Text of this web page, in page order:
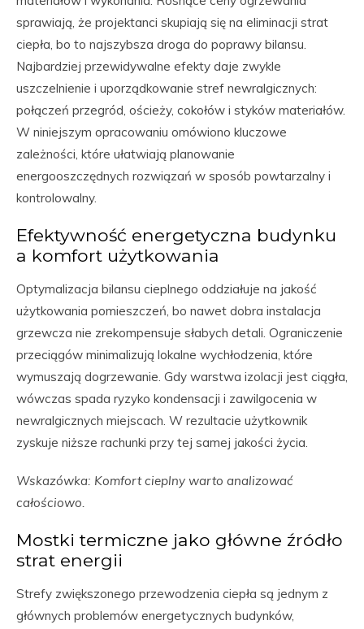
sprawiają, że projektanci skupiają się na eliminacji strat
ciepła, bo to najszybsza droga do poprawy bilansu.
Najbardziej przewidywalne efekty daje zwykle
uszczelnienie i uporządkowanie stref newralgicznych:
połączeń przegród, ościeży, cokołów i styków materiałów.
W niniejszym opracowaniu omówiono kluczowe
zależności, które ułatwiają planowanie
energooszczędnych rozwiązań w sposób powtarzalny i
kontrolowalny.
Efektywność energetyczna budynku
a komfort użytkowania
Optymalizacja bilansu cieplnego oddziałuje na jakość
użytkowania pomieszczeń, bo nawet dobra instalacja
grzewcza nie zrekompensuje słabych detali. Ograniczenie
przeciągów minimalizują lokalne wychłodzenia, które
wymuszają dogrzewanie. Gdy warstwa izolacji jest ciągła,
wówczas spada ryzyko kondensacji i zawilgocenia w
newralgicznych miejscach. W rezultacie użytkownik
zyskuje niższe rachunki przy tej samej jakości życia.
Wskazówka: Komfort cieplny warto analizować
całościowo.
Mostki termiczne jako główne źródło
strat energii
Strefy zwiększonego przewodzenia ciepła są jednym z
głównych problemów energetycznych budynków,